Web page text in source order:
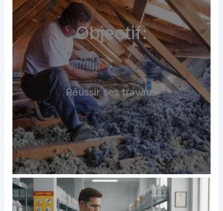
Objectif:
Réussir ses travaux